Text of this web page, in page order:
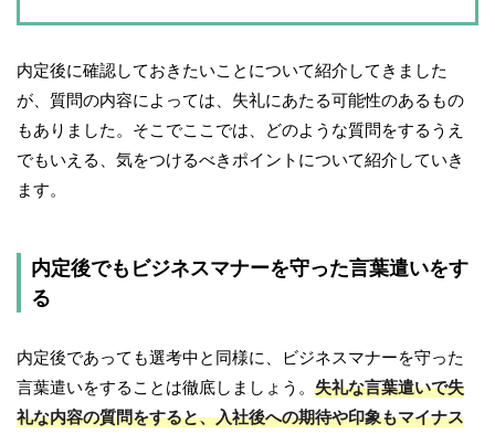
内定後に確認しておきたいことについて紹介してきました
が、質問の内容によっては、失礼にあたる可能性のあるもの
もありました。そこでここでは、どのような質問をするうえ
でもいえる、気をつけるべきポイントについて紹介していき
ます。
内定後でもビジネスマナーを守った言葉遣いをす
る
内定後であっても選考中と同様に、ビジネスマナーを守った
言葉遣いをすることは徹底しましょう。 失礼な言葉遣いで失
礼な内容の質問をすると、入社後への期待や印象もマイナス